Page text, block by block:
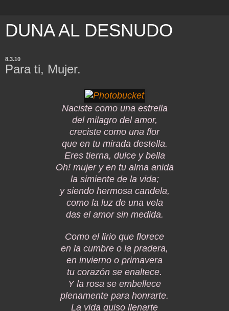
DUNA AL DESNUDO
8.3.10
Para ti, Mujer.
Naciste como una estrella
del milagro del amor,
creciste como una flor
que en tu mirada destella.
Eres tierna, dulce y bella
Oh! mujer y en tu alma anida
la simiente de la vida;
y siendo hermosa candela,
como la luz de una vela
das el amor sin medida.
Como el lirio que florece
en la cumbre o la pradera,
en invierno o primavera
tu corazón se enaltece.
Y la rosa se embellece
plenamente para honrarte.
La vida quiso llenarte